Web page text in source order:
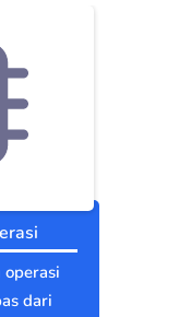
dari